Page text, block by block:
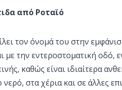
από Ροταϊό
τον όνομά του στην
με την εντεροστοματική
καθώς είναι ιδιαίτερα
στα χέρια και σε άλλες